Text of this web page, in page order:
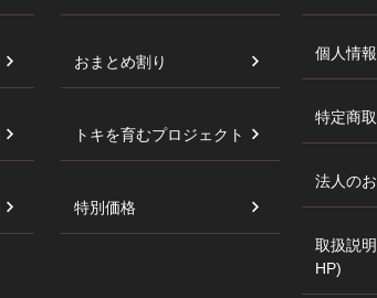
おまとめ割り
トキを育むプロジェクト
特別価格
個人情
特定商
法人の
取扱説
HP)